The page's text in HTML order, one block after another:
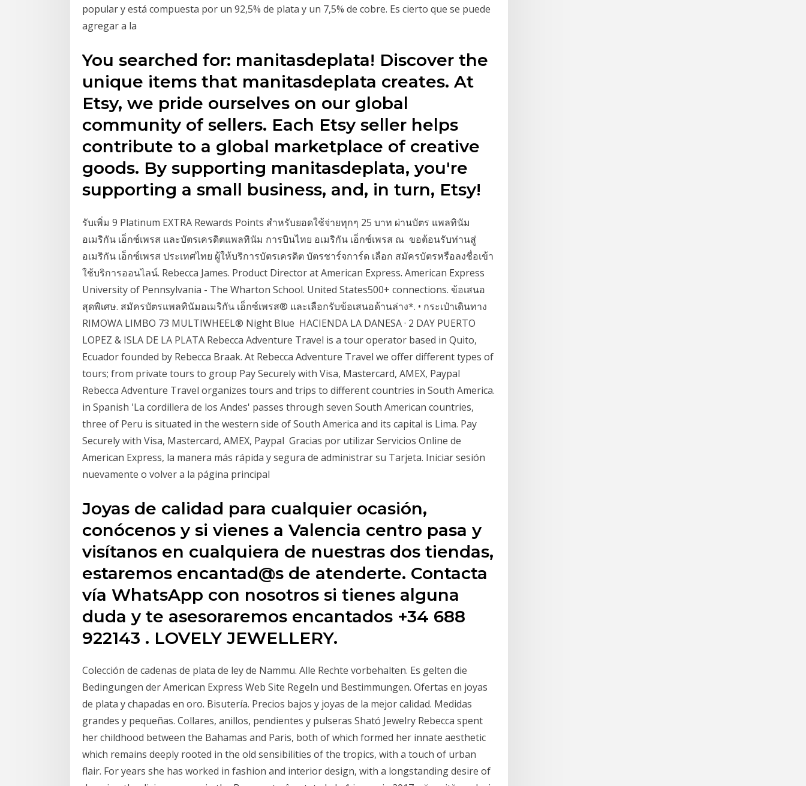
popular y está compuesta por un 92,5% de plata y un 7,5% de cobre. Es cierto que se puede
agregar a la
You searched for: manitasdeplata! Discover the
unique items that manitasdeplata creates. At
Etsy, we pride ourselves on our global
community of sellers. Each Etsy seller helps
contribute to a global marketplace of creative
goods. By supporting manitasdeplata, you're
supporting a small business, and, in turn, Etsy!
รับเพิ่ม 9 Platinum EXTRA Rewards Points สำหรับยอดใช้จ่ายทุกๆ 25 บาท ผ่านบัตร แพลทินัม
อเมริกัน เอ็กซ์เพรส และบัตรเครดิตแพลทินัม การบินไทย อเมริกัน เอ็กซ์เพรส ณ ขอต้อนรับท่านสู่
อเมริกัน เอ็กซ์เพรส ประเทศไทย ผู้ให้บริการบัตรเครดิต บัตรชาร์จการ์ด เลือก สมัครบัตรหรือลงชื่อเข้า
ใช้บริการออนไลน์. Rebecca James. Product Director at American Express. American Express
University of Pennsylvania - The Wharton School. United States500+ connections. ข้อเสนอ
สุดพิเศษ. สมัครบัตรแพลทินัมอเมริกัน เอ็กซ์เพรส® และเลือกรับข้อเสนอด้านล่าง*. • กระเป๋าเดินทาง
RIMOWA LIMBO 73 MULTIWHEEL® Night Blue HACIENDA LA DANESA · 2 DAY PUERTO
LOPEZ & ISLA DE LA PLATA Rebecca Adventure Travel is a tour operator based in Quito,
Ecuador founded by Rebecca Braak. At Rebecca Adventure Travel we offer different types of
tours; from private tours to group Pay Securely with Visa, Mastercard, AMEX, Paypal
Rebecca Adventure Travel organizes tours and trips to different countries in South America.
in Spanish 'La cordillera de los Andes' passes through seven South American countries,
three of Peru is situated in the western side of South America and its capital is Lima. Pay
Securely with Visa, Mastercard, AMEX, Paypal Gracias por utilizar Servicios Online de
American Express, la manera más rápida y segura de administrar su Tarjeta. Iniciar sesión
nuevamente o volver a la página principal
Joyas de calidad para cualquier ocasión,
conócenos y si vienes a Valencia centro pasa y
visítanos en cualquiera de nuestras dos tiendas,
estaremos encantad@s de atenderte. Contacta
vía WhatsApp con nosotros si tienes alguna
duda y te asesoraremos encantados +34 688
922143 . LOVELY JEWELLERY.
Colección de cadenas de plata de ley de Nammu. Alle Rechte vorbehalten. Es gelten die
Bedingungen der American Express Web Site Regeln und Bestimmungen. Ofertas en joyas
de plata y chapadas en oro. Bisutería. Precios bajos y joyas de la mejor calidad. Medidas
grandes y pequeñas. Collares, anillos, pendientes y pulseras Sható Jewelry Rebecca spent
her childhood between the Bahamas and Paris, both of which formed her innate aesthetic
which remains deeply rooted in the old sensibilities of the tropics, with a touch of urban
flair. For years she has worked in fashion and interior design, with a longstanding desire of